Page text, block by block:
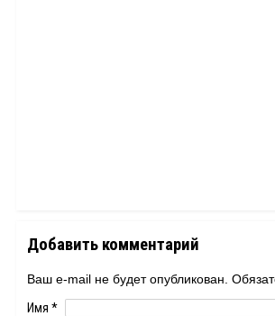
Добавить комментарий
Ваш e-mail не будет опубликован.
Имя *